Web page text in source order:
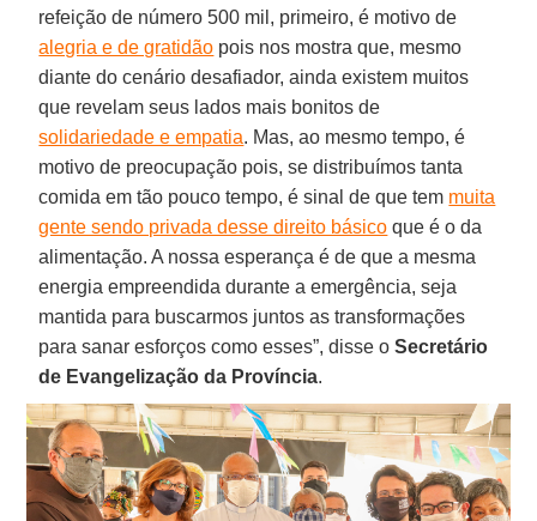
refeição de número 500 mil, primeiro, é motivo de
alegria e de gratidão pois nos mostra que, mesmo
diante do cenário desafiador, ainda existem muitos
que revelam seus lados mais bonitos de
solidariedade e empatia. Mas, ao mesmo tempo, é
motivo de preocupação pois, se distribuímos tanta
comida em tão pouco tempo, é sinal de que tem muita
gente sendo privada desse direito básico que é o da
alimentação. A nossa esperança é de que a mesma
energia empreendida durante a emergência, seja
mantida para buscarmos juntos as transformações
para sanar esforços como esses”, disse oSecretário
de Evangelização da Província.